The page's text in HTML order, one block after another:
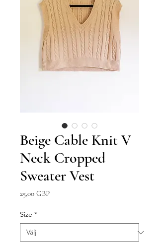
Beige Cable Knit V
Neck Cropped
Sweater Vest
25,00 GBPPris
Size *